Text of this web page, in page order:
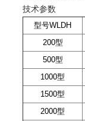
技术参数
型号WLDH
200型
500型
1000型
1500型
2000型